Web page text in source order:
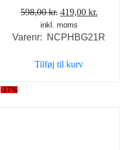
598,00kr. Den
oprindelige
pris
598,00 kr..
419,00 kr.
pris
inkl. moms
Varenr: NCPHBG21R
Tilføj til kurv
-17%